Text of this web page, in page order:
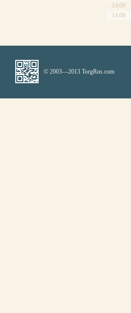
14:09
14:08
© 2003—2013 TorgRus.com